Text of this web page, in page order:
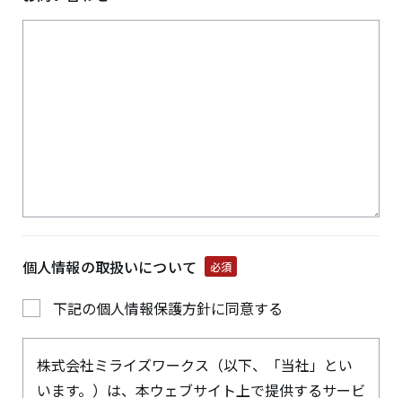
個人情報の取扱いについて 必須
下記の個人情報保護方針に同意する
株式会社ミライズワークス（以下、「当社」とい
います。）は、本ウェブサイト上で提供するサービ